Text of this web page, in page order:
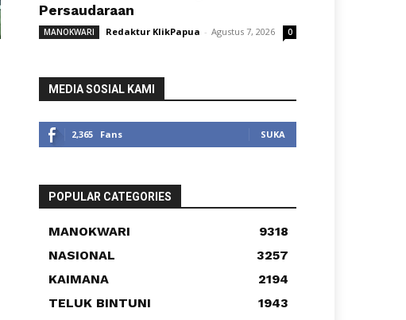
Persaudaraan
MANOKWARI Redaktur KlikPapua - Agustus 7, 2026 0
MEDIA SOSIAL KAMI
2,365 Fans SUKA
POPULAR CATEGORIES
MANOKWARI
9318
NASIONAL
3257
KAIMANA
2194
TELUK BINTUNI
1943